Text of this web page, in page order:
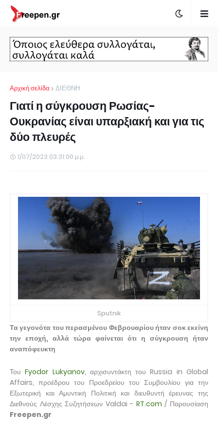
Αρχική σελίδα ΔΙΕΘΝΗ
Γιατί η σύγκρουση Ρωσίας-
Ουκρανίας είναι υπαρξιακή και για τις
δύο πλευρές
1/07/2023 03:31:00 μ.μ.
Sputnik
Τα γεγονότα του περασμένου Φεβρουαρίου ήταν σοκ εκείνη
την εποχή, αλλά τώρα φαίνεται ότι η σύγκρουση ήταν
αναπόφευκτη
ΤουFyodor Lukyanov, αρχισυντάκτη του Russia in Global
Affairs, προέδρου του Προεδρείου του Συμβουλίου για την
Εξωτερική και Αμυντική Πολιτική και διευθυντή έρευνας της
Διεθνούς Λέσχης Συζητήσεων Valdai - RT.com / Παρουσίαση
Freepen.gr